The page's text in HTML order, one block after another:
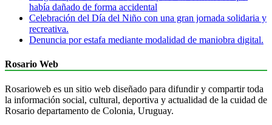
había dañado de forma accidental
Celebración del Día del Niño con una gran jornada solidaria y
recreativa.
Denuncia por estafa mediante modalidad de maniobra digital.
Rosario Web
Rosarioweb es un sitio web diseñado para difundir y compartir toda
la información social, cultural, deportiva y actualidad de la cuidad de
Rosario departamento de Colonia, Uruguay.